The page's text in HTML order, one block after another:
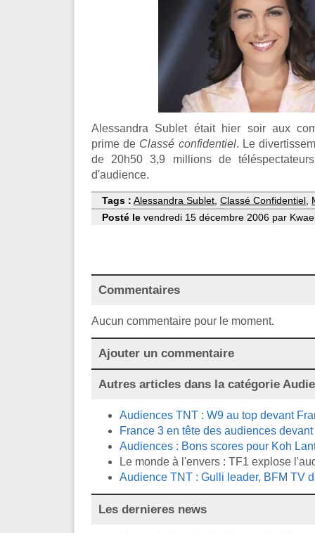
Alessandra Sublet était hier soir aux
prime de Classé confidentiel. Le
de 20h50 3,9 millions de
d'audience.
Tags : Alessandra Sublet Classé Confidentiel
Posté le vendredi 15 décembre 2006 par
Commentaires
Aucun commentaire pour le moment.
Ajouter un commentaire
Autres articles dans la catégorie
Audiences TNT : W9 au top devant
France 3 en tête des audiences
Audiences : Bons scores pour Koh
Le monde à l'envers : TF1 explose
Audience TNT : Gulli leader, BFM TV
Les dernieres news